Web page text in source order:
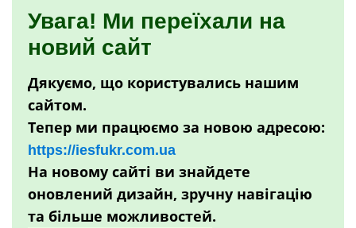
Увага! Ми переїхали на
новий сайт
Дякуємо, що користувались нашим
сайтом.
Тепер ми працюємо за новою адресою:
https://iesfukr.com.ua
На новому сайті ви знайдете
оновлений дизайн, зручну навігацію
та більше можливостей.